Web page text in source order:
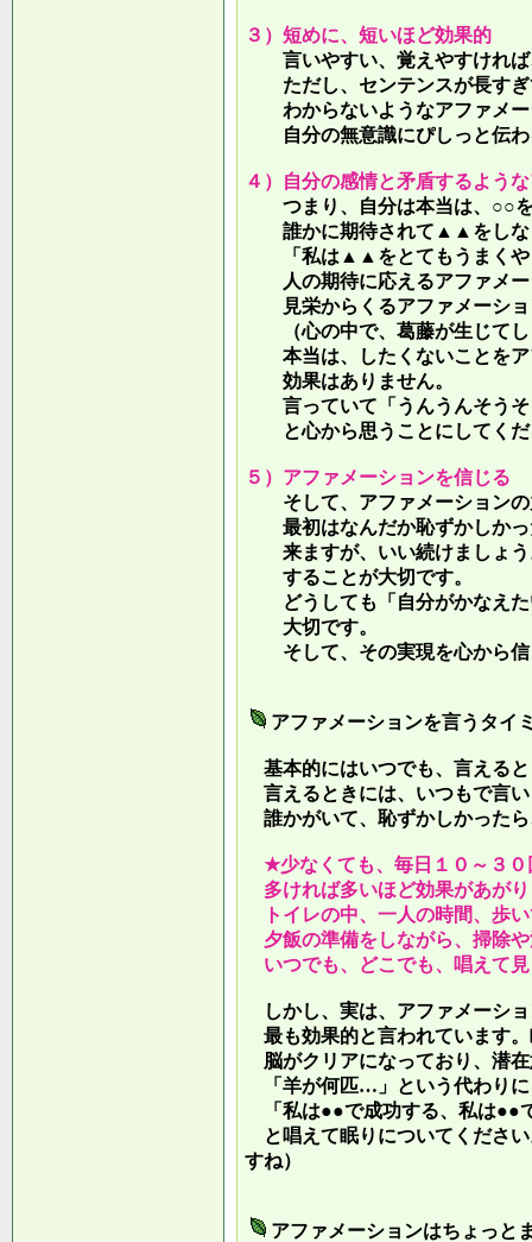
３）短めに、短いほど効果的
言いやすい、覚えやすければ
ただし、センテンスが長すぎ
わからないようなアファメー
自分の無意識にぴしっと伝わ
４）自分の感情と矛盾するよう
つまり、自分は本当は、○○を
誰かに期待されて▲▲をしな
「私は▲▲をとてもうまくや
人の期待に応えるアファメ
見栄からくるアファメーショ
（心の中で、葛藤が生じてし
本当は、したくないことをア
効果はありません。
言っていて 「うんうんそう
と心から思うことにしてくだ
５）アファメーションを信じる
そして、アファメーションの
最初はなんだか恥ずかしかっ
来ますが、いい続けましょう
することが大切です。
どうしても「自分がかなえた
大切です。
そして、その実現を心から信
アファメーションを言うタイ
基本的にはいつでも、言える
言えるときには、いつもで言
誰かがいて、恥ずかしかった
★少なくても、毎日１０～３０
多ければ多いほど効果があが
トイレの中、一人の時間、歩
夕飯の準備をしながら、掃除
いつでも、どこでも、唱えて
しかし、実は、アファメーシ
最も効果的と言われています
脳がクリアになっており、潜
「羊が何匹…」という代わりに
「私は●●で成功する、私は●●
と唱えて眠りについてくださ
すね）
アファメーションはちょっと